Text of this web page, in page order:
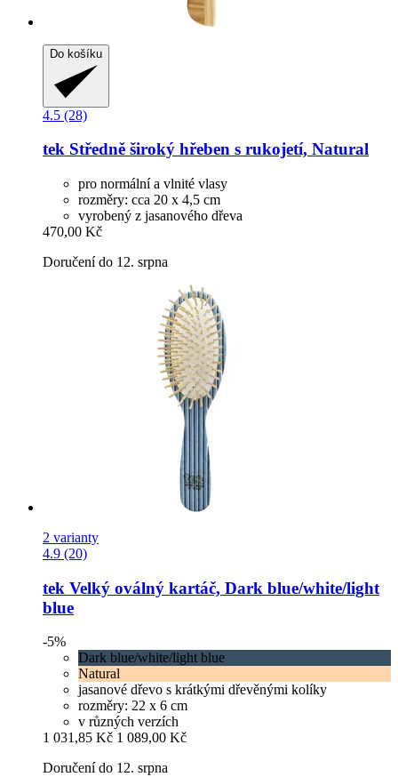
Do košíku
4.5 (28)
tek Středně široký hřeben s rukojetí, Natural
pro normální a vlnité vlasy
rozměry: cca 20 x 4,5 cm
vyrobený z jasanového dřeva
470,00 Kč
Doručení do 12. srpna
2 varianty
4.9 (20)
tek Velký oválný kartáč, Dark blue/white/light
blue
-5%
Dark blue/white/light blue
Natural
jasanové dřevo s krátkými dřevěnými kolíky
rozměry: 22 x 6 cm
v různých verzích
1 031,85 Kč 1 089,00 Kč
Doručení do 12. srpna